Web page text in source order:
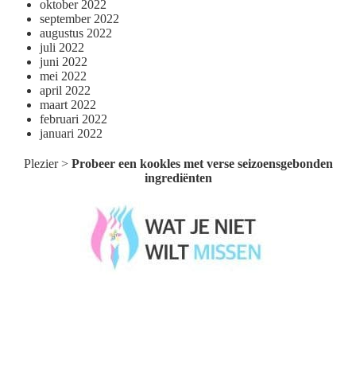
oktober 2022
september 2022
augustus 2022
juli 2022
juni 2022
mei 2022
april 2022
maart 2022
februari 2022
januari 2022
Plezier> Probeer een kookles met verse seizoensgebonden
ingrediënten